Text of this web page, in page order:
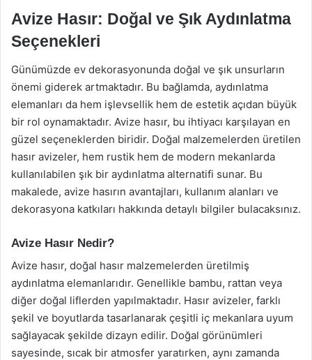
Avize Hasır: Doğal ve Şık Aydınlatma
Seçenekleri
Günümüzde ev dekorasyonunda doğal ve şık unsurların
önemi giderek artmaktadır. Bu bağlamda, aydınlatma
elemanları da hem işlevsellik hem de estetik açıdan büyük
bir rol oynamaktadır. Avize hasır, bu ihtiyacı karşılayan en
güzel seçeneklerden biridir. Doğal malzemelerden üretilen
hasır avizeler, hem rustik hem de modern mekanlarda
kullanılabilen şık bir aydınlatma alternatifi sunar. Bu
makalede, avize hasırın avantajları, kullanım alanları ve
dekorasyona katkıları hakkında detaylı bilgiler bulacaksınız.
Avize Hasır Nedir?
Avize hasır, doğal hasır malzemelerden üretilmiş
aydınlatma elemanlarıdır. Genellikle bambu, rattan veya
diğer doğal liflerden yapılmaktadır. Hasır avizeler, farklı
şekil ve boyutlarda tasarlanarak çeşitli iç mekanlara uyum
sağlayacak şekilde dizayn edilir. Doğal görünümleri
sayesinde, sıcak bir atmosfer yaratırken, aynı zamanda